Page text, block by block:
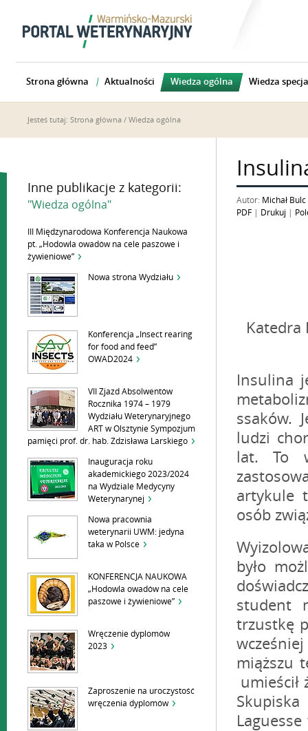
Strona główna Aktualności Wiedza ogólna Wiedza
Jesteś tutaj: Strona główna / Wiedza ogólna
Inne publikacje z kategorii:
"Wiedza ogólna"
III Międzynarodowa Konferencja Naukowa
pt. „Hodowla owadów na cele paszowe i
żywieniowe”
Nowa strona Wydziału
Konferencja „Insect rearing
for food and feed”
OWAD2024
VII Zjazd Absolwentów
Rocznika 1974 – 1979
Wydziału Weterynaryjnego
ART w Olsztynie Sympozjum
pamięci prof. dr. hab. Zdzisława Larskiego
Inauguracja roku
akademickiego 2023/2024
na Wydziale Medycyny
Weterynarynej
Nowa pracownia
weterynarii UWM: jedyna
taka w Polsce
KONFERENCJA NAUKOWA
„Hodowla owadów na cele
paszowe i żywieniowe”
Wręczenie dyplomów
2023
Zaproszenie na uroczystość
wręczenia dyplomów
Autor: Michał Bulc
PDF
Drukuj
Katedra
Insulina
ssaków.
ludzi
lat. To
artykule
osób
było
student
trzustkę
miąższu
umieścił